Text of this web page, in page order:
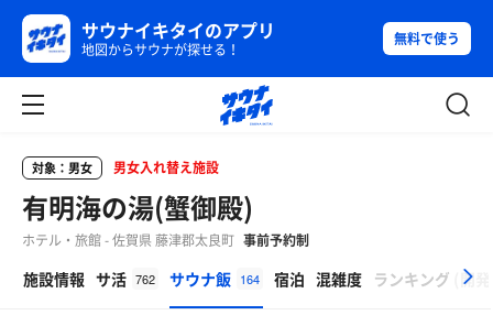
サウナイキタイのアプリ
地図からサウナが探せる！
無料で使う
対象：男女 男女入れ替え施設
有明海の湯(蟹御殿)
ホテル・旅館 - 佐賀県 藤津郡太良町 事前予約制
施設情報 サ活 762 サウナ飯 164 宿泊 混雑度 ランキング 開